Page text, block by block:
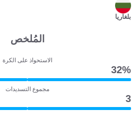
بلغاريا
المُلخص
الاستحواذ على الكرة
32‎%‎
مجموع التسديدات
3